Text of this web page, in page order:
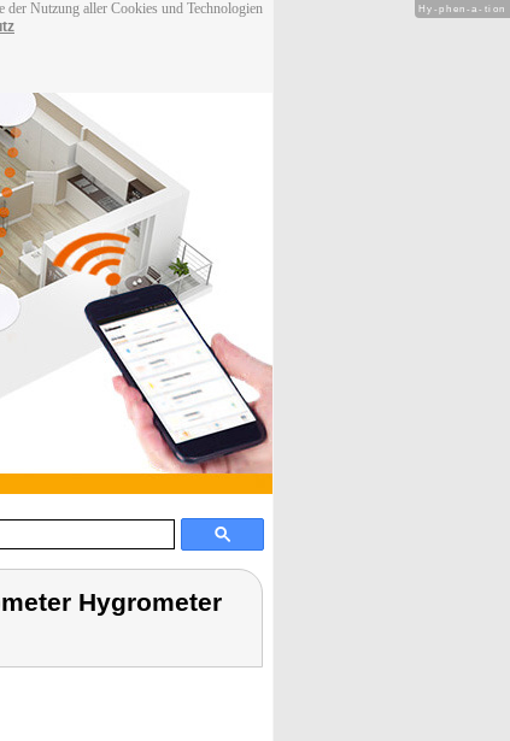
Nutzung aller Cookies und Technologien
Hygrometer
Hy-phen-a-tion